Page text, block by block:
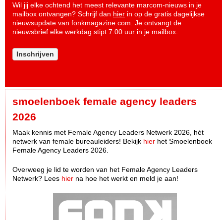
Wil jij elke ochtend het meest relevante marcom-nieuws in je
mailbox ontvangen? Schrijf dan hier in op de gratis dagelijkse
nieuwsupdate van fonkmagazine.com. Je ontvangt de
nieuwsbrief elke werkdag stipt 7.00 uur in je mailbox.
Inschrijven
smoelenboek female agency leaders
2026
Maak kennis met Female Agency Leaders Netwerk 2026, hèt
netwerk van female bureauleiders! Bekijk hier het Smoelenboek
Female Agency Leaders 2026.
Overweeg je lid te worden van het Female Agency Leaders
Netwerk? Lees hier na hoe het werkt en meld je aan!